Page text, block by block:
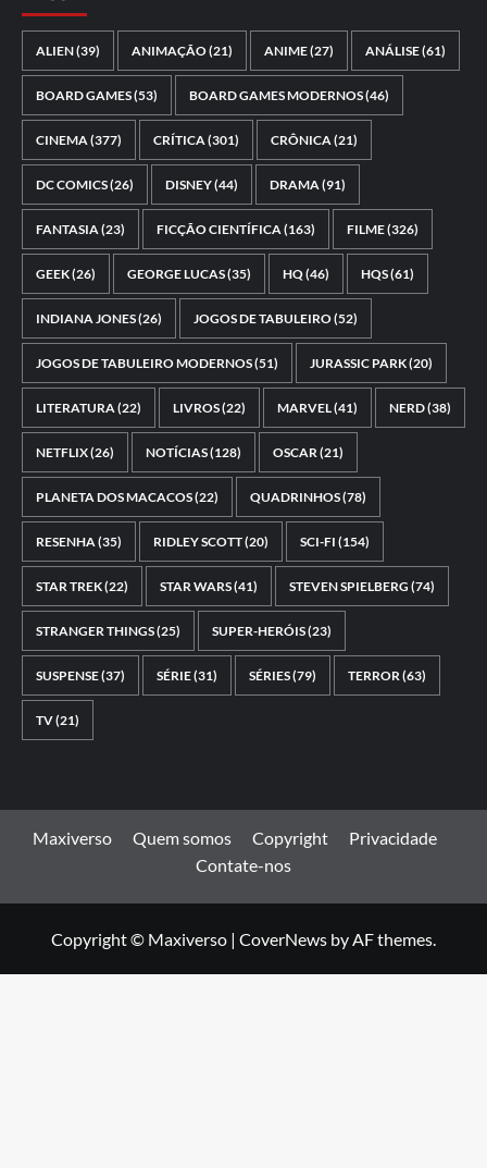
ALIEN(39) ANIMAÇÃO(21) ANIME(27) ANÁLISE(61)
BOARD GAMES(53) BOARD GAMES MODERNOS(46)
CINEMA(377) CRÍTICA(301) CRÔNICA(21)
DC COMICS(26) DISNEY(44) DRAMA(91)
FANTASIA(23) FICÇÃO CIENTÍFICA(163) FILME(326)
GEEK(26) GEORGE LUCAS(35) HQ(46) HQS(61)
INDIANA JONES(26) JOGOS DE TABULEIRO(52)
JOGOS DE TABULEIRO MODERNOS(51) JURASSIC PARK(20)
LITERATURA(22) LIVROS(22) MARVEL(41) NERD(38)
NETFLIX(26) NOTÍCIAS(128) OSCAR(21)
PLANETA DOS MACACOS(22) QUADRINHOS(78)
RESENHA(35) RIDLEY SCOTT(20) SCI-FI (154)
STAR TREK(22) STAR WARS(41) STEVEN SPIELBERG (74)
STRANGER THINGS(25) SUPER-HERÓIS(23)
SUSPENSE(37) SÉRIE(31) SÉRIES(79) TERROR(63)
TV(21)
Maxiverso Quem somos Copyright
Privacidade
Contate-nos
Copyright © Maxiverso | CoverNews by AF themes.